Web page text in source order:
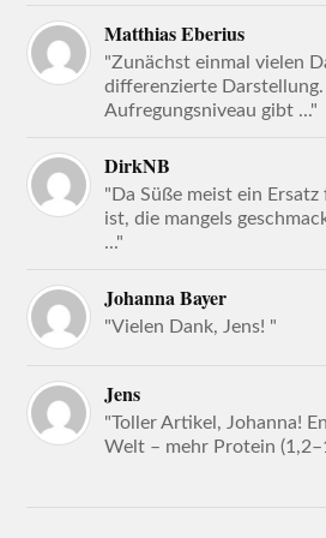
Matthias Eberius
"Zunächst einmal vielen
differenzierte
Aufregungsniveau gibt ..."
DirkNB
"Da Süße meist ein
ist, die mangels
..."
Johanna Bayer
"Vielen Dank, Jens! "
Jens
"Toller Artikel, Johanna!
Welt – mehr Protein